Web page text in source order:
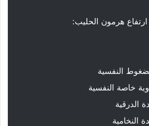
هرمون الحليب:
النفسية
خاصة النفسية
الدرقية
النخامية